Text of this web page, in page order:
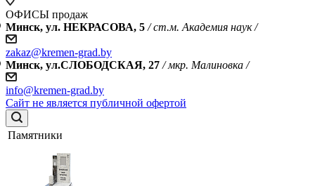
ОФИСЫ продаж
Минск, ул. НЕКРАСОВА, 5 / ст.м. Академия наук /
zakaz@kremen-grad.by
Минск, ул.СЛОБОДСКАЯ, 27 / мкр. Малиновка /
info@kremen-grad.by
Сайт не является публичной офертой
Памятники